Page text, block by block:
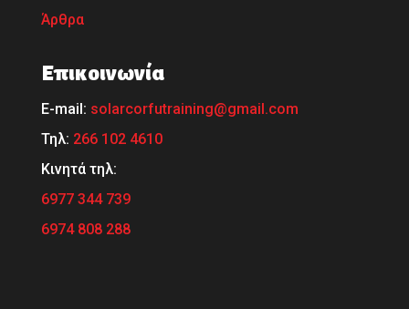
Άρθρα
Επικοινωνία
Ε-mail: solarcorfutraining@gmail.com
Τηλ: 266 102 4610
Κινητά τηλ:
6977 344 739
6974 808 288